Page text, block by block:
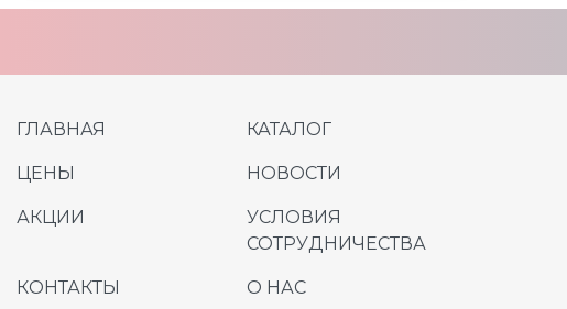
ГЛАВНАЯ КАТАЛОГ
ЦЕНЫ НОВОСТИ
АКЦИИ
УСЛОВИЯ
СОТРУДНИЧЕСТВА
КОНТАКТЫ О НАС